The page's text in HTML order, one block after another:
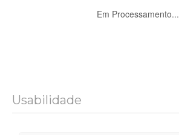
Em Processamento...
Usabilidade